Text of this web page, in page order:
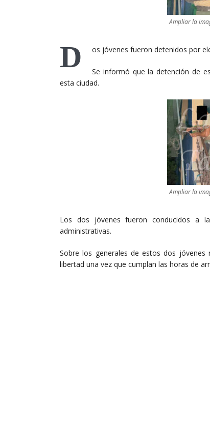
Ampliar la
D os jóvenes fueron detenidos por
Se informó que la detención de
esta ciudad.
Ampliar la
Los dos jóvenes fueron conducidos a
administrativas.
Sobre los generales de estos dos
libertad una vez que cumplan las horas de